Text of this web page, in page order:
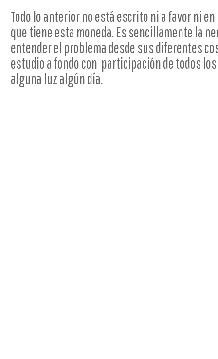
Todo lo anterior no está escrito ni a favor ni
que tiene esta moneda. Es sencillamente la
entender el problema desde sus diferentes
estudio a fondo con participación de todos
alguna luz algún día.